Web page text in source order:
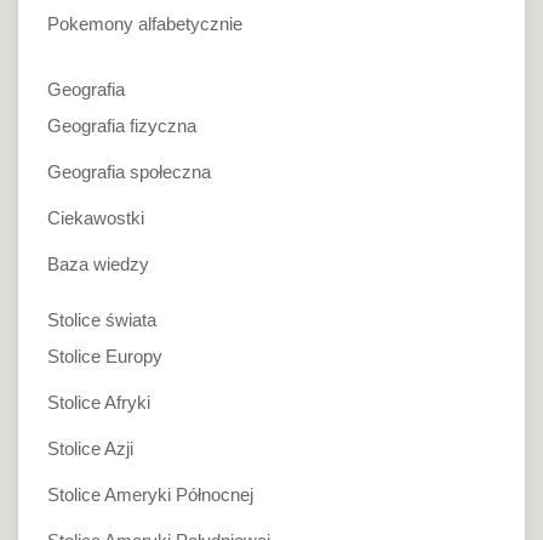
Pokemony alfabetycznie
Geografia
Geografia fizyczna
Geografia społeczna
Ciekawostki
Baza wiedzy
Stolice świata
Stolice Europy
Stolice Afryki
Stolice Azji
Stolice Ameryki Północnej